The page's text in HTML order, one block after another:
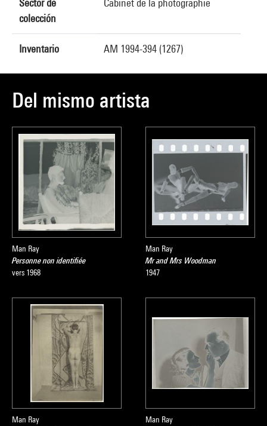
Sector de
colección
Cabinet de la photographie
Inventario AM 1994-394 (1267)
Del mismo artista
Man Ray
Personne non identifiée
vers 1968
Man Ray
Mr and Mrs Woodman
1947
Man Ray
Man Ray